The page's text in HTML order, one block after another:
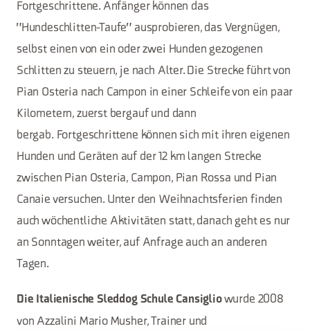
Fortgeschrittene. Anfänger können das
"Hundeschlitten-Taufe" ausprobieren, das Vergnügen,
selbst einen von ein oder zwei Hunden gezogenen
Schlitten zu steuern, je nach Alter. Die Strecke führt von
Pian Osteria nach Campon in einer Schleife von ein paar
Kilometern, zuerst bergauf und dann
bergab. Fortgeschrittene können sich mit ihren eigenen
Hunden und Geräten auf der 12 km langen Strecke
zwischen Pian Osteria, Campon, Pian Rossa und Pian
Canaie versuchen. Unter den Weihnachtsferien finden
auch wöchentliche Aktivitäten statt, danach geht es nur
an Sonntagen weiter, auf Anfrage auch an anderen
Tagen.
Die Italienische Sleddog Schule Cansigliowurde 2008
von Azzalini Mario Musher, Trainer und